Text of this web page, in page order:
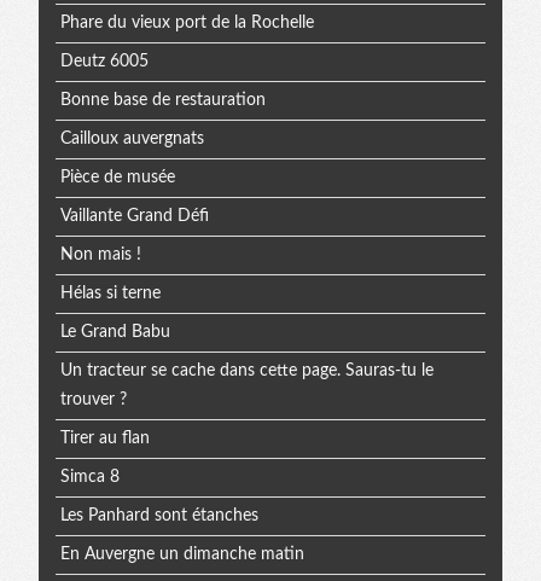
Phare du vieux port de la Rochelle
Deutz 6005
Bonne base de restauration
Cailloux auvergnats
Pièce de musée
Vaillante Grand Défi
Non mais !
Hélas si terne
Le Grand Babu
Un tracteur se cache dans cette page. Sauras-tu le
trouver ?
Tirer au flan
Simca 8
Les Panhard sont étanches
En Auvergne un dimanche matin